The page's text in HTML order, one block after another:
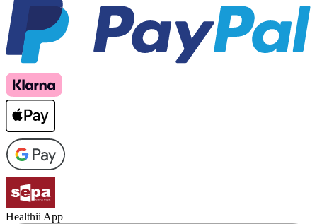
Healthii App